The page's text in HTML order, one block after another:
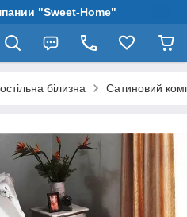
"Sweet-Home"
білизна Сатиновий